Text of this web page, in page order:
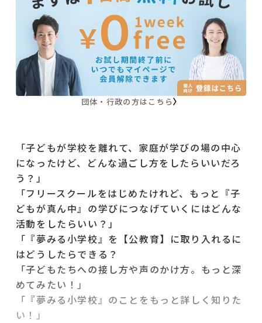
団体・行政の方はこちら
「子どもが学校を離れて、家庭が学びの場の中心
になったけど、どんな過ごし方をしたらいいだろ
う？」
「フリースクールをはじめたけれど、もっと『子
どもが真ん中』の学びにつなげていくにはどんな
活動をしたらいい？」
「『夢みる小学校』を【公教育】に取り入れるに
はどうしたらできる？
「子どもたちへの接し方や声のかけ方。もっと深
めてみたい！」
「『夢みる小学校』のことをもっと詳しく知りた
い！」